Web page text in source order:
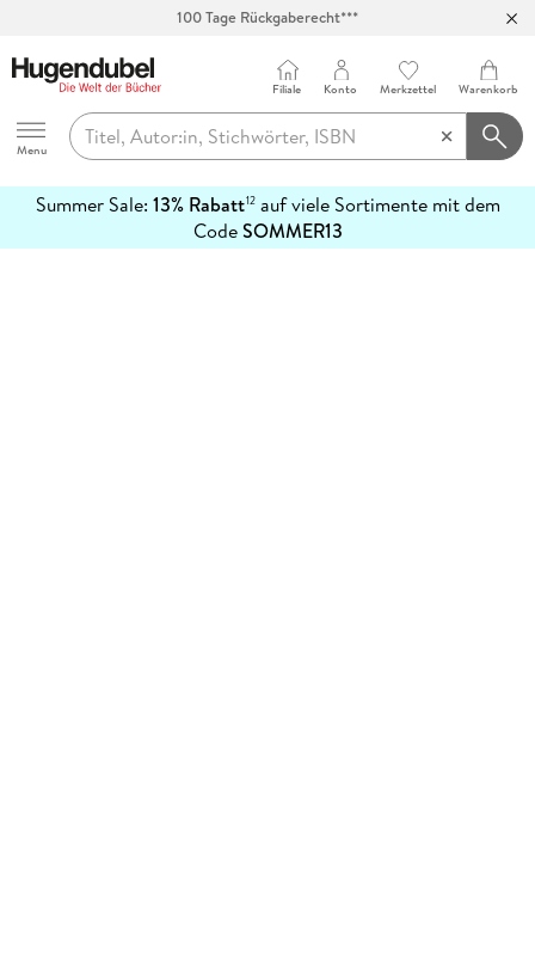
100 Tage Rückgaberecht***
Hugendubel
Menu
Filiale Konto Merkzettel Warenkorb
Summer Sale: 13% Rabatt12auf viele Sortimente mit dem
CodeSOMMER13
erfahren